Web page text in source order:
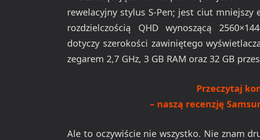
rewelacyjny stylus S-Pen; jest ciut mniejszy
rozdzielczością QHD wynoszącą
dotyczy szerokości zawiniętego
zegarem 2,7 GHz, 3 GB RAM oraz 32 GB
Przeczytaj
– naszą recenzję
Ale to oczywiście nie wszystko. Nie znam